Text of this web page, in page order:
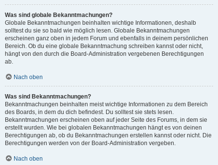
Was sind globale Bekanntmachungen?
Globale Bekanntmachungen beinhalten wichtige Informationen, deshalb
solltest du sie so bald wie möglich lesen. Globale Bekanntmachungen
erscheinen ganz oben in jedem Forum und ebenfalls in deinem persönlichen
Bereich. Ob du eine globale Bekanntmachung schreiben kannst oder nicht,
hängt von den durch die Board-Administration vergebenen Berechtigungen
ab.
Nach oben
Was sind Bekanntmachungen?
Bekanntmachungen beinhalten meist wichtige Informationen zu dem Bereich
des Boards, in dem du dich befindest. Du solltest sie stets lesen.
Bekanntmachungen erscheinen oben auf jeder Seite des Forums, in dem sie
erstellt wurden. Wie bei globalen Bekanntmachungen hängt es von deinen
Berechtigungen ab, ob du Bekanntmachungen erstellen kannst oder nicht. Die
Berechtigungen werden von der Board-Administration vergeben.
Nach oben